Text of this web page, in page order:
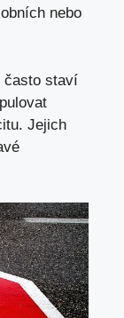
nebo
často staví
Jejich